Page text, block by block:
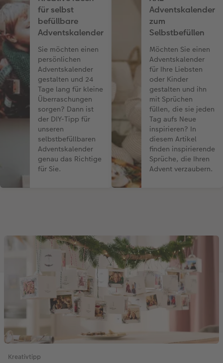
für selbst
befüllbare
Adventskalender
Sie möchten einen
persönlichen
Adventskalender
gestalten und 24
Tage lang für kleine
Überraschungen
sorgen? Dann ist
der DIY-Tipp für
unseren
selbstbefüllbaren
Adventskalender
genau das Richtige
für Sie.
Adventskalender
zum
Selbstbefüllen
Möchten Sie einen
Adventskalender
für Ihre Liebsten
oder Kinder
gestalten und ihn
mit Sprüchen
füllen, die sie jeden
Tag aufs Neue
inspirieren? In
diesem Artikel
finden inspirierende
Sprüche, die Ihren
Advent verzaubern.
Kreativtipp